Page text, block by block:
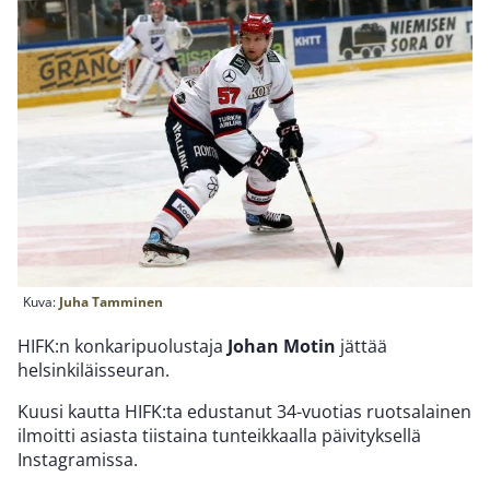
Kuva: Juha Tamminen
HIFK:n konkaripuolustaja Johan Motin jättää
helsinkiläisseuran.
Kuusi kautta HIFK:ta edustanut 34-vuotias ruotsalainen
ilmoitti asiasta tiistaina tunteikkaalla päivityksellä
Instagramissa.